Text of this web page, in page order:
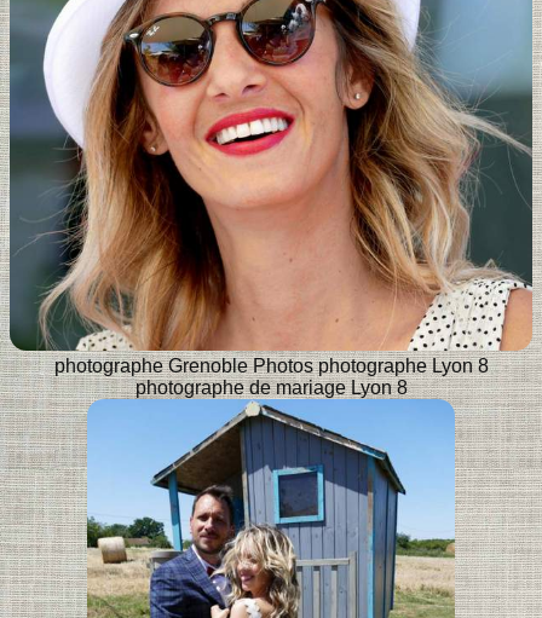
photographe Grenoble Photos photographe Lyon 8
photographe de mariage Lyon 8